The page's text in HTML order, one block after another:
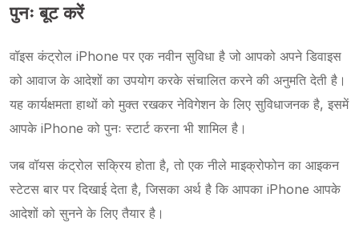
पुनः बूट करें
वॉइस कंट्रोल iPhone पर एक नवीन सुविधा है जो आपको अपने डिवाइस
को आवाज के आदेशों का उपयोग करके संचालित करने की अनुमति देती है।
यह कार्यक्षमता हाथों को मुक्त रखकर नेविगेशन के लिए सुविधाजनक है, इसमें
आपके iPhone को पुनः स्टार्ट करना भी शामिल है।
जब वॉयस कंट्रोल सक्रिय होता है, तो एक नीले माइक्रोफोन का आइकन
स्टेटस बार पर दिखाई देता है, जिसका अर्थ है कि आपका iPhone आपके
आदेशों को सुनने के लिए तैयार है।